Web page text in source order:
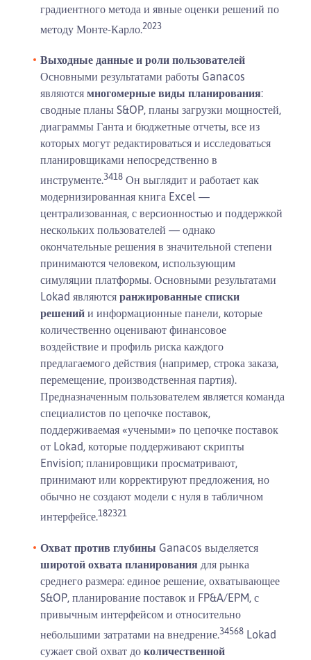
градиентного метода и явные оценки решений по
методу Монте-Карло.2023
Выходные данные и роли пользователей
Основными результатами работы Ganacos
являются многомерные виды планирования:
сводные планы S&OP, планы загрузки мощностей,
диаграммы Ганта и бюджетные отчеты, все из
которых могут редактироваться и исследоваться
планировщиками непосредственно в
инструменте.3418 Он выглядит и работает как
модернизированная книга Excel —
централизованная, с версионностью и поддержкой
нескольких пользователей — однако
окончательные решения в значительной степени
принимаются человеком, использующим
симуляции платформы. Основными результатами
Lokad являются ранжированные списки
решений и информационные панели, которые
количественно оценивают финансовое
воздействие и профиль риска каждого
предлагаемого действия (например, строка заказа,
перемещение, производственная партия).
Предназначенным пользователем является команда
специалистов по цепочке поставок,
поддерживаемая «учеными» по цепочке поставок
от Lokad, которые поддерживают скрипты
Envision; планировщики просматривают,
принимают или корректируют предложения, но
обычно не создают модели с нуля в табличном
интерфейсе.182321
Охват против глубины Ganacos выделяется
широтой охвата планирования для рынка
среднего размера: единое решение, охватывающее
S&OP, планирование поставок и FP&A/EPM, с
привычным интерфейсом и относительно
небольшими затратами на внедрение.34568 Lokad
сужает свой охват до количественной